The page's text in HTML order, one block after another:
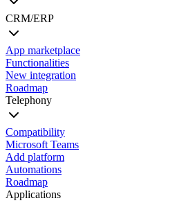
CRM/ERP
App marketplace
Functionalities
New integration
Roadmap
Telephony
Compatibility
Microsoft Teams
Add platform
Automations
Roadmap
Applications